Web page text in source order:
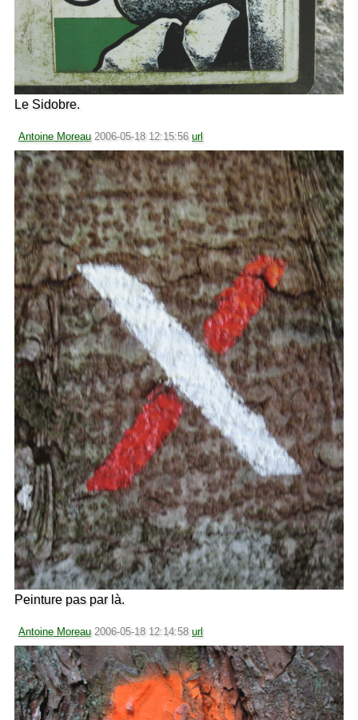
Le Sidobre.
Antoine Moreau 2006-05-18 12:15:56 url
Peinture pas par là.
Antoine Moreau 2006-05-18 12:14:58 url